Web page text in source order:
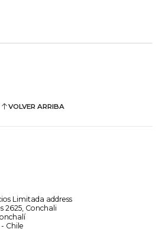
VOLVER ARRIBA
Limitada address
2625, Conchali
Chile